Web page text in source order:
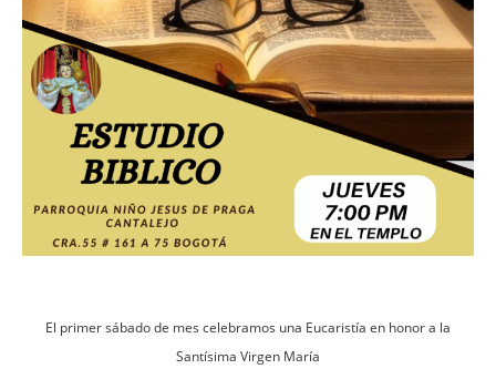
El primer sábado de mes celebramos una Eucaristía en honor a la
Santísima Virgen María